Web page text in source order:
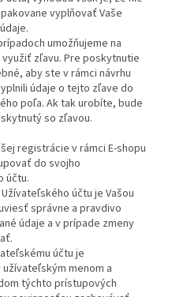
vyplňovať Vaše
umožňujeme na
využiť zľavu. Pre poskytnutie
aby ste v rámci návrhu
údaje o tejto zľave do
poľa. Ak tak urobíte, bude
so zľavou.
registrácie v rámci E-shopu
do svojho
účtu.
účtu je Vašou
správne a pravdivo
údaje a v prípade zmeny
účtu je
menom a
týchto prístupových